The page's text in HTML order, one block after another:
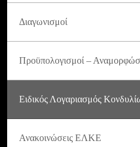
Διαγωνισμοί
Προϋπολογισμοί –
Ειδικός Λογαριασμός
Ανακοινώσεις ΕΛΚΕ